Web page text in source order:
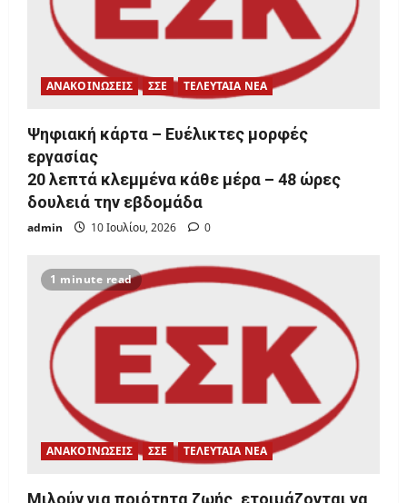
ΑΝΑΚΟΙΝΩΣΕΙΣ ΣΣΕ ΤΕΛΕΥΤΑΙΑ ΝΕΑ
Ψηφιακή κάρτα – Ευέλικτες μορφές
εργασίας
20 λεπτά κλεμμένα κάθε μέρα – 48 ώρες
δουλειά την εβδομάδα
admin 10 Ιουλίου, 2026 0
1 minute read
ΑΝΑΚΟΙΝΩΣΕΙΣ ΣΣΕ ΤΕΛΕΥΤΑΙΑ ΝΕΑ
Μιλούν για ποιότητα ζωής, ετοιμάζονται να